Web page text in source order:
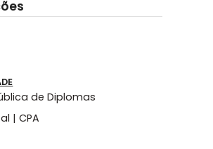
de Diplomas
| CPA